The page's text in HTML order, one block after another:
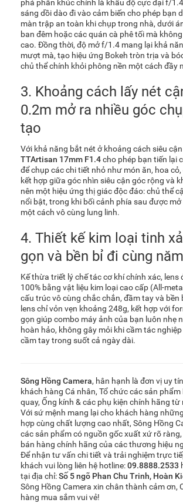
phá phân khúc chính là khẩu độ cực đại f/
sáng dồi dào đi vào cảm biến cho phép bạn
màn trập an toàn khi chụp trong nhà, dưới
ban đêm hoặc các quán cà phê tối mà
cao. Đồng thời, độ mở f/1.4 mang lại khả
mượt mà, tạo hiệu ứng Bokeh tròn trịa và
chủ thể chính khỏi phông nền một cách đầy
3. Khoảng cách lấy nét
0.2m mở ra nhiều góc
tạo
Với khả năng bắt nét ở khoảng cách siêu
TTArtisan 17mm F1.4cho phép bạn tiến lại
để chụp các chi tiết nhỏ như món ăn, hoa
kết hợp giữa góc nhìn siêu cận góc rộng và
nên một hiệu ứng thị giác độc đáo: chủ thể
nổi bật, trong khi bối cảnh phía sau được
một cách vô cùng lung linh.
4. Thiết kế kim loại tinh
gọn và bền bỉ đi cùng
Kế thừa triết lý chế tác cơ khí chính xác, lens
100% bằng vật liệu kim loại cao cấp (All-
cấu trúc vô cùng chắc chắn, đầm tay và bền
lens chỉ vỏn vẹn khoảng 248g, kết hợp với
gọn giúp combo máy ảnh của bạn luôn nhẹ
hoàn hảo, không gây mỏi khi cầm tác
cầm tay trong suốt cả ngày dài.
Sông Hồng Camera, hân hạnh là đơn vị uy
khách hàng Cá nhân, Tổ chức các sản
quay, Ống kính & các phụ kiện chính hãng từ
Với sứ mệnh mang lại cho khách hàng
hợp cùng chất lượng cao nhất, Sông Hồng
các sản phẩm có nguồn gốc xuất xứ rõ
bán hàng chính hãng của các thương hiệu
Để nhận tư vấn chi tiết và trải nghiệm trực
khách vui lòng liên hệ hotline:09.8888.2533
tại địa chỉ:Số 5 ngõ Phan Chu Trinh, Hoàn
Sông Hồng Camera xin chân thành cảm ơn,
hàng mua sắm vui vẻ!